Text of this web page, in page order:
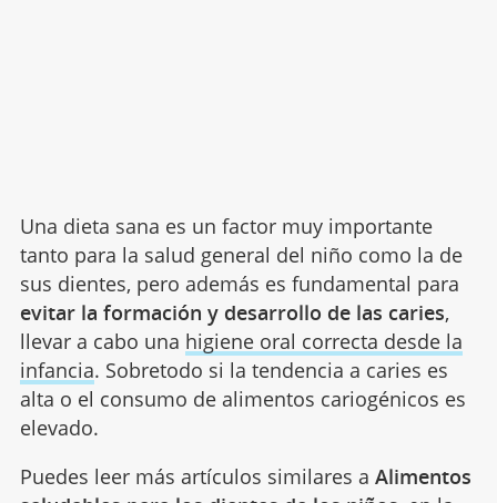
Una dieta sana es un factor muy importante
tanto para la salud general del niño como la de
sus dientes, pero además es fundamental para
evitar la formación y desarrollo de las caries,
llevar a cabo una higiene oral correcta desde la
infancia. Sobretodo si la tendencia a caries es
alta o el consumo de alimentos cariogénicos es
elevado.
Puedes leer más artículos similares a Alimentos